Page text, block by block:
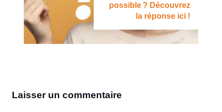
possible ? Découvrez
la réponse ici !
Laisser un commentaire